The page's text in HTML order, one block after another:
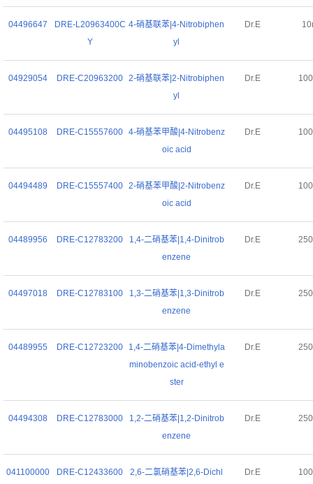
04496647
DRE-L20963400C
Y
4-硝基联苯|4-Nitrobiphen
yl
Dr.E
04929054 DRE-C20963200 2-硝基联苯|2-Nitrobiphen
yl
Dr.E
04495108 DRE-C15557600 4-硝基苯甲酸|4-Nitrobenz
oic acid
Dr.E
04494489 DRE-C15557400 2-硝基苯甲酸|2-Nitrobenz
oic acid
Dr.E
04489956 DRE-C12783200
1,4-二硝基苯|1,4-Dinitrob
enzene
Dr.E
04497018 DRE-C12783100
1,3-二硝基苯|1,3-Dinitrob
enzene
Dr.E
04489955 DRE-C12723200
1,4-二硝基苯|4-Dimethyla
minobenzoic acid-ethyl e
ster
Dr.E
04494308 DRE-C12783000
1,2-二硝基苯|1,2-Dinitrob
enzene
Dr.E
041100000 DRE-C12433600
2,6-二氯硝基苯|2,6-Dichl
Dr.E